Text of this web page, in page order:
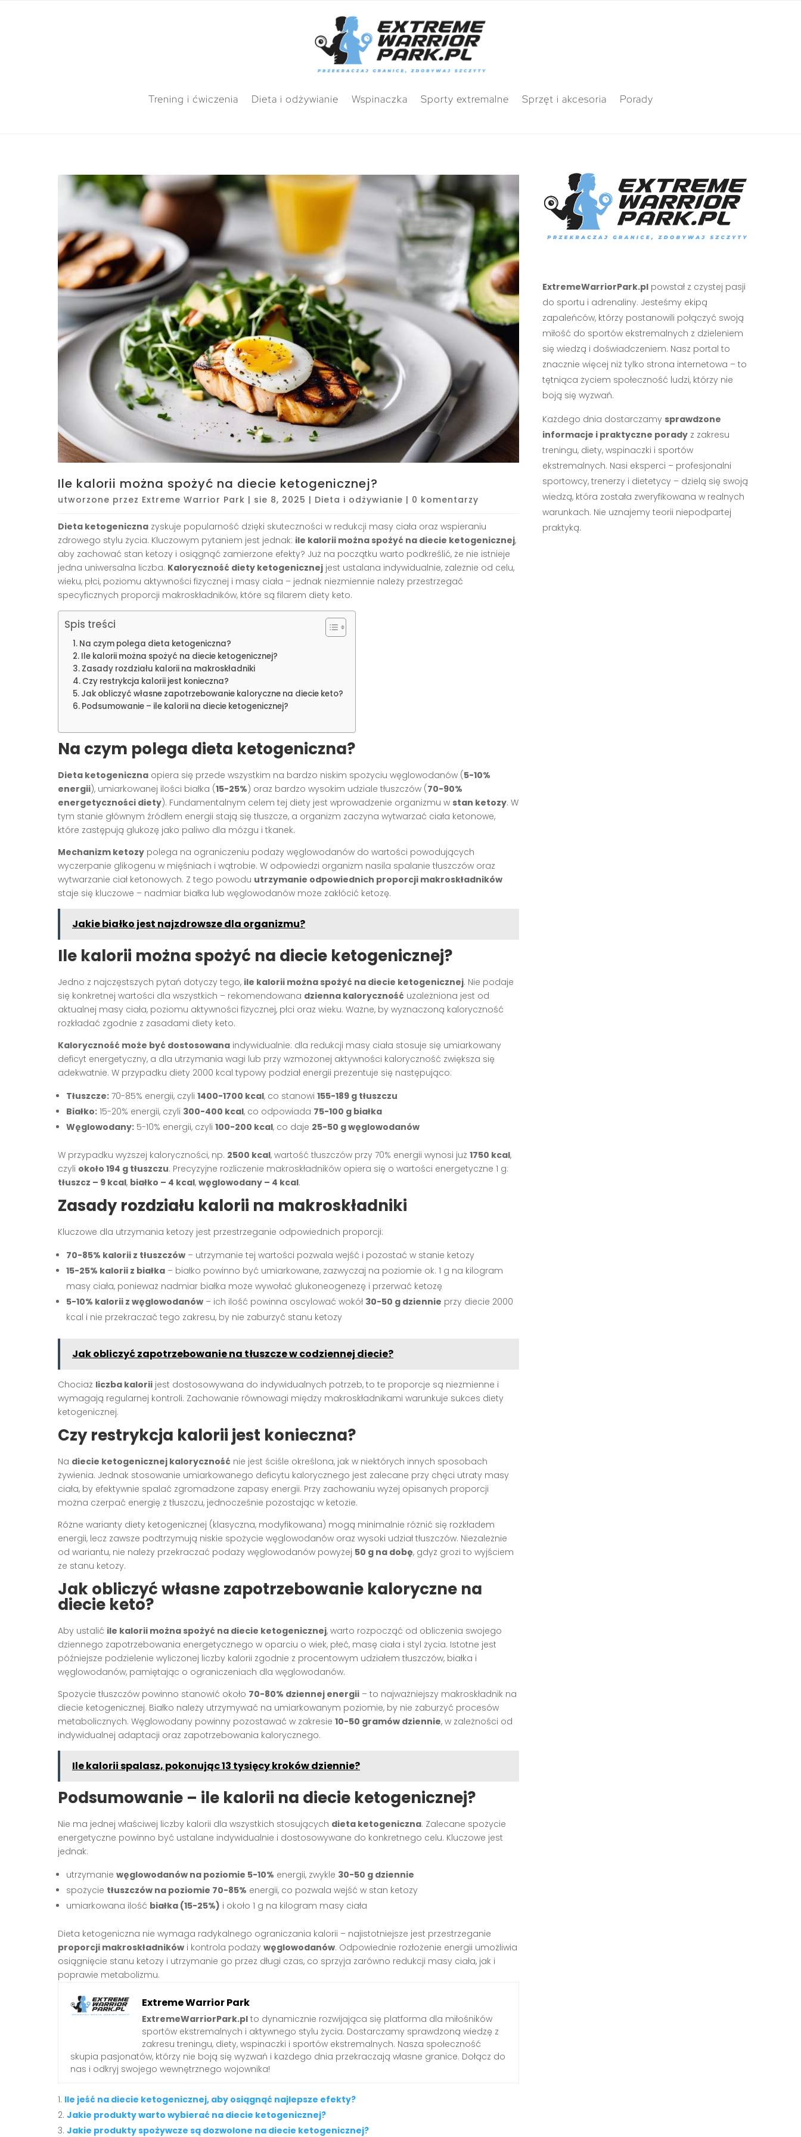
Trening i ćwiczenia Dieta i odżywianie Wspinaczka Sporty extremalne Sprzęt i akcesoria Porady
Ile kalorii można spożyć na diecie ketogenicznej?
utworzone przez Extreme Warrior Park | sie 8, 2025 | Dieta i odżywianie | 0 komentarzy
Dieta ketogeniczna zyskuje popularność dzięki skuteczności w redukcji masy ciała oraz wspieraniu
zdrowego stylu życia. Kluczowym pytaniem jest jednak: ile kalorii można spożyć na diecie ketogenicznej,
aby zachować stan ketozy i osiągnąć zamierzone efekty? Już na początku warto podkreślić, że nie istnieje
jedna uniwersalna liczba. Kaloryczność diety ketogenicznej jest ustalana indywidualnie, zależnie od celu,
wieku, płci, poziomu aktywności fizycznej i masy ciała – jednak niezmiennie należy przestrzegać
specyficznych proporcji makroskładników, które są filarem diety keto.
Spis treści
Na czym polega dieta ketogeniczna?
Ile kalorii można spożyć na diecie ketogenicznej?
Zasady rozdziału kalorii na makroskładniki
Czy restrykcja kalorii jest konieczna?
Jak obliczyć własne zapotrzebowanie kaloryczne na diecie keto?
Podsumowanie – ile kalorii na diecie ketogenicznej?
Na czym polega dieta ketogeniczna?
Dieta ketogeniczna opiera się przede wszystkim na bardzo niskim spożyciu węglowodanów (5-10%
energii), umiarkowanej ilości białka (15-25%) oraz bardzo wysokim udziale tłuszczów (70-90%
energetyczności diety). Fundamentalnym celem tej diety jest wprowadzenie organizmu w stan ketozy. W
tym stanie głównym źródłem energii stają się tłuszcze, a organizm zaczyna wytwarzać ciała ketonowe,
które zastępują glukozę jako paliwo dla mózgu i tkanek.
Mechanizm ketozy polega na ograniczeniu podaży węglowodanów do wartości powodujących
wyczerpanie glikogenu w mięśniach i wątrobie. W odpowiedzi organizm nasila spalanie tłuszczów oraz
wytwarzanie ciał ketonowych. Z tego powodu utrzymanie odpowiednich proporcji makroskładników
staje się kluczowe – nadmiar białka lub węglowodanów może zakłócić ketozę.
Jakie białko jest najzdrowsze dla organizmu?
Ile kalorii można spożyć na diecie ketogenicznej?
Jedno z najczęstszych pytań dotyczy tego, ile kalorii można spożyć na diecie ketogenicznej. Nie podaje
się konkretnej wartości dla wszystkich – rekomendowana dzienna kaloryczność uzależniona jest od
aktualnej masy ciała, poziomu aktywności fizycznej, płci oraz wieku. Ważne, by wyznaczoną kaloryczność
rozkładać zgodnie z zasadami diety keto.
Kaloryczność może być dostosowana indywidualnie: dla redukcji masy ciała stosuje się umiarkowany
deficyt energetyczny, a dla utrzymania wagi lub przy wzmożonej aktywności kaloryczność zwiększa się
adekwatnie. W przypadku diety 2000 kcal typowy podział energii prezentuje się następująco:
Tłuszcze: 70-85% energii, czyli 1400-1700 kcal, co stanowi 155-189 g tłuszczu
Białko: 15-20% energii, czyli 300-400 kcal, co odpowiada 75-100 g białka
Węglowodany: 5-10% energii, czyli 100-200 kcal, co daje 25-50 g węglowodanów
W przypadku wyższej kaloryczności, np. 2500 kcal, wartość tłuszczów przy 70% energii wynosi już 1750 kcal,
czyli około 194 g tłuszczu. Precyzyjne rozliczenie makroskładników opiera się o wartości energetyczne 1 g:
tłuszcz – 9 kcal, białko – 4 kcal, węglowodany – 4 kcal.
Zasady rozdziału kalorii na makroskładniki
Kluczowe dla utrzymania ketozy jest przestrzeganie odpowiednich proporcji:
70-85% kalorii z tłuszczów – utrzymanie tej wartości pozwala wejść i pozostać w stanie ketozy
15-25% kalorii z białka – białko powinno być umiarkowane, zazwyczaj na poziomie ok. 1 g na kilogram
masy ciała, ponieważ nadmiar białka może wywołać glukoneogenezę i przerwać ketozę
5-10% kalorii z węglowodanów – ich ilość powinna oscylować wokół 30-50 g dziennie przy diecie 2000
kcal i nie przekraczać tego zakresu, by nie zaburzyć stanu ketozy
Jak obliczyć zapotrzebowanie na tłuszcze w codziennej diecie?
Chociaż liczba kalorii jest dostosowywana do indywidualnych potrzeb, to te proporcje są niezmienne i
wymagają regularnej kontroli. Zachowanie równowagi między makroskładnikami warunkuje sukces diety
ketogenicznej.
Czy restrykcja kalorii jest konieczna?
Na diecie ketogenicznej kaloryczność nie jest ściśle określona, jak w niektórych innych sposobach
żywienia. Jednak stosowanie umiarkowanego deficytu kalorycznego jest zalecane przy chęci utraty masy
ciała, by efektywnie spalać zgromadzone zapasy energii. Przy zachowaniu wyżej opisanych proporcji
można czerpać energię z tłuszczu, jednocześnie pozostając w ketozie.
Różne warianty diety ketogenicznej (klasyczna, modyfikowana) mogą minimalnie różnić się rozkładem
energii, lecz zawsze podtrzymują niskie spożycie węglowodanów oraz wysoki udział tłuszczów. Niezależnie
od wariantu, nie należy przekraczać podaży węglowodanów powyżej 50 g na dobę, gdyż grozi to wyjściem
ze stanu ketozy.
Jak obliczyć własne zapotrzebowanie kaloryczne na
diecie keto?
Aby ustalić ile kalorii można spożyć na diecie ketogenicznej, warto rozpocząć od obliczenia swojego
dziennego zapotrzebowania energetycznego w oparciu o wiek, płeć, masę ciała i styl życia. Istotne jest
późniejsze podzielenie wyliczonej liczby kalorii zgodnie z procentowym udziałem tłuszczów, białka i
węglowodanów, pamiętając o ograniczeniach dla węglowodanów.
Spożycie tłuszczów powinno stanowić około 70-80% dziennej energii – to najważniejszy makroskładnik na
diecie ketogenicznej. Białko należy utrzymywać na umiarkowanym poziomie, by nie zaburzyć procesów
metabolicznych. Węglowodany powinny pozostawać w zakresie 10-50 gramów dziennie, w zależności od
indywidualnej adaptacji oraz zapotrzebowania kalorycznego.
Ile kalorii spalasz, pokonując 13 tysięcy kroków dziennie?
Podsumowanie – ile kalorii na diecie ketogenicznej?
Nie ma jednej właściwej liczby kalorii dla wszystkich stosujących dieta ketogeniczna. Zalecane spożycie
energetyczne powinno być ustalane indywidualnie i dostosowywane do konkretnego celu. Kluczowe jest
jednak:
utrzymanie węglowodanów na poziomie 5-10% energii, zwykle 30-50 g dziennie
spożycie tłuszczów na poziomie 70-85% energii, co pozwala wejść w stan ketozy
umiarkowana ilość białka (15-25%) i około 1 g na kilogram masy ciała
Dieta ketogeniczna nie wymaga radykalnego ograniczania kalorii – najistotniejsze jest przestrzeganie
proporcji makroskładników i kontrola podaży węglowodanów. Odpowiednie rozłożenie energii umożliwia
osiągnięcie stanu ketozy i utrzymanie go przez długi czas, co sprzyja zarówno redukcji masy ciała, jak i
poprawie metabolizmu.
Extreme Warrior Park
ExtremeWarriorPark.pl to dynamicznie rozwijająca się platforma dla miłośników
sportów ekstremalnych i aktywnego stylu życia. Dostarczamy sprawdzoną wiedzę z
zakresu treningu, diety, wspinaczki i sportów ekstremalnych. Nasza społeczność
skupia pasjonatów, którzy nie boją się wyzwań i każdego dnia przekraczają własne granice. Dołącz do
nas i odkryj swojego wewnętrznego wojownika!
Ile jeść na diecie ketogenicznej, aby osiągnąć najlepsze efekty?
Jakie produkty warto wybierać na diecie ketogenicznej?
Jakie produkty spożywcze są dozwolone na diecie ketogenicznej?
ExtremeWarriorPark.plpowstał z czystej pasji
do sportu i adrenaliny. Jesteśmy ekipą
zapaleńców, którzy postanowili połączyć swoją
miłość do sportów ekstremalnych z dzieleniem
się wiedzą i doświadczeniem. Nasz portal to
znacznie więcej niż tylko strona internetowa – to
tętniąca życiem społeczność ludzi, którzy nie
boją się wyzwań.
Każdego dnia dostarczamy sprawdzone
informacje i praktyczne poradyz zakresu
treningu, diety, wspinaczki i sportów
ekstremalnych. Nasi eksperci – profesjonalni
sportowcy, trenerzy i dietetycy – dzielą się swoją
wiedzą, która została zweryfikowana w realnych
warunkach. Nie uznajemy teorii niepodpartej
praktyką.